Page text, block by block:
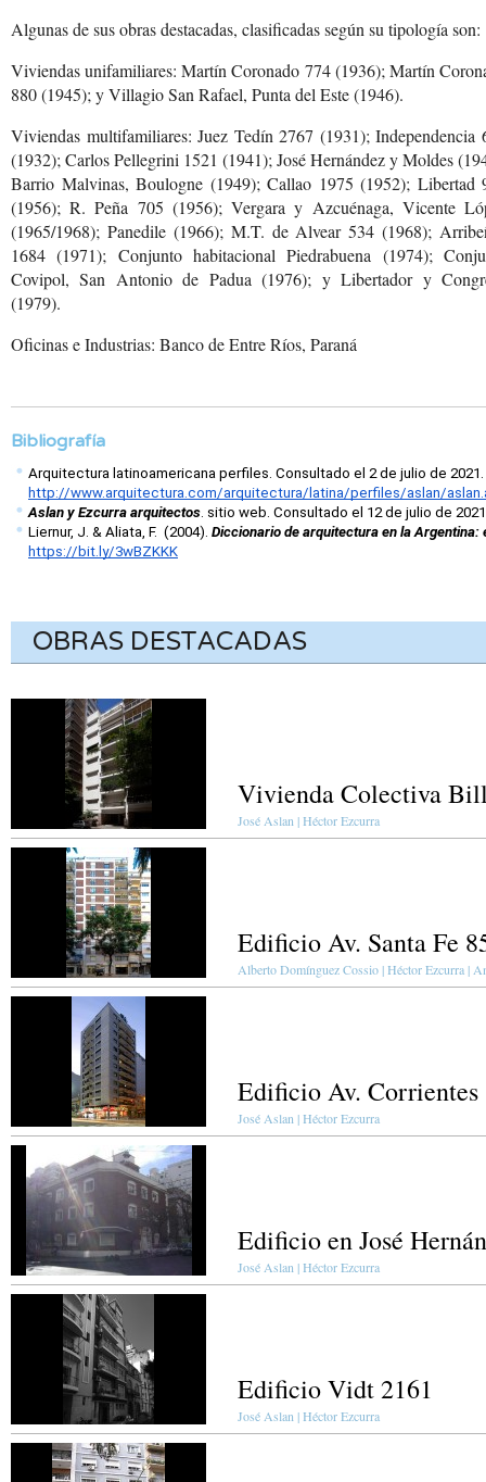
Algunas de sus obras destacadas, clasificadas según su tipología son:
Viviendas unifamiliares: Martín Coronado 774 (1936); Martín
880 (1945); y Villagio San Rafael, Punta del Este (1946).
Viviendas multifamiliares: Juez Tedín 2767 (1931); Independencia
(1932); Carlos Pellegrini 1521 (1941); José Hernández y Moldes
Barrio Malvinas, Boulogne (1949); Callao 1975 (1952); Libertad
(1956); R. Peña 705 (1956); Vergara y Azcuénaga, Vicente
(1965/1968); Panedile (1966); M.T. de Alvear 534 (1968);
1684 (1971); Conjunto habitacional Piedrabuena (1974);
Covipol, San Antonio de Padua (1976); y Libertador y
(1979).
Oficinas e Industrias: Banco de Entre Ríos, Paraná
Bibliografía
Arquitectura latinoamericana perfiles. Consultado el 2 de julio de 2021.
http://www.arquitectura.com/arquitectura/latina/perfiles/aslan/
Aslan y Ezcurra arquitectos. sitio web. Consultado el 12 de julio de
Liernur, J. & Aliata, F.  (2004). Diccionario de arquitectura en la
https://bit.ly/3wBZKKK
OBRAS DESTACADAS
Vivienda Colectiva
José Aslan | Héctor Ezcurra
Edificio Av. Santa Fe
Alberto Domínguez Cossio | Héctor Ezcurra |
Edificio Av. Corrientes
José Aslan | Héctor Ezcurra
Edificio en José
José Aslan | Héctor Ezcurra
Edificio Vidt 2161
José Aslan | Héctor Ezcurra